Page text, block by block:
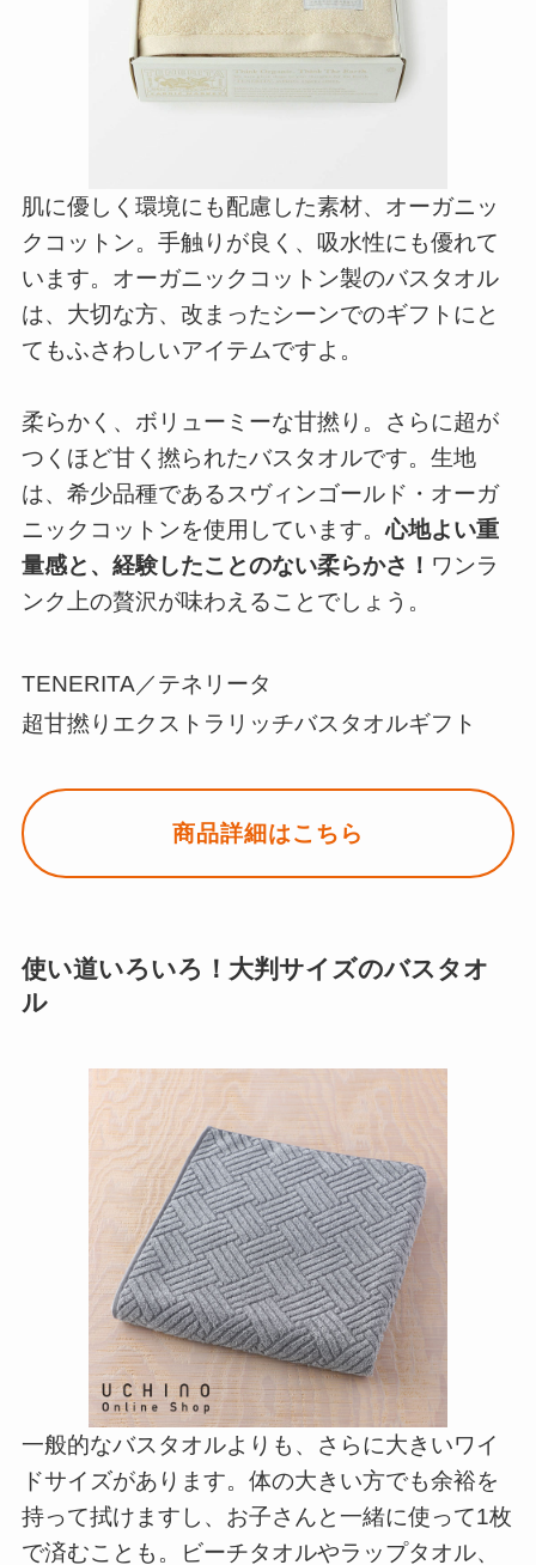
肌に優しく環境にも配慮した素材、オーガニッ
クコットン。手触りが良く、吸水性にも優れて
います。オーガニックコットン製のバスタオル
は、大切な方、改まったシーンでのギフトにと
てもふさわしいアイテムですよ。
柔らかく、ボリューミーな甘撚り。さらに超が
つくほど甘く撚られたバスタオルです。生地
は、希少品種であるスヴィンゴールド・オーガ
ニックコットンを使用しています。心地よい重
量感と、経験したことのない柔らかさ！ ワンラ
ンク上の贅沢が味わえることでしょう。
TENERITA／テネリータ
超甘撚りエクストラリッチバスタオルギフト
商品詳細はこちら
使い道いろいろ！大判サイズのバスタオ
ル
一般的なバスタオルよりも、さらに大きいワイ
ドサイズがあります。体の大きい方でも余裕を
持って拭けますし、お子さんと一緒に使って1枚
で済むことも。ビーチタオルやラップタオル、